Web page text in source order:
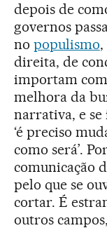
depois de
governos
no populismo
direita, de
importam com
melhora da
narrativa, e
‘é preciso
como será’.
comunicação
pelo que se
cortar. É
outros